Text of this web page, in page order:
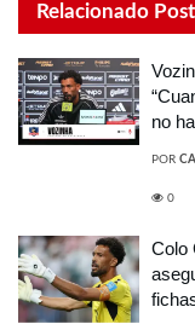
Relacionado
no
POR
0
Colo